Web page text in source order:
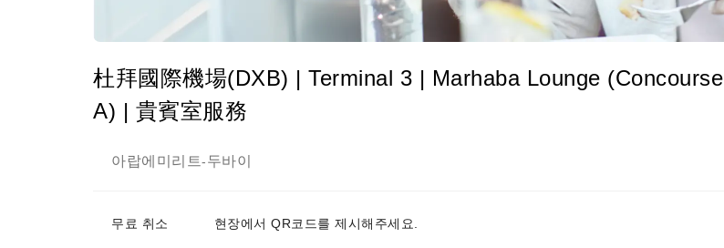
杜拜國際機場(DXB) | Terminal 3 | Marhaba Lounge (Concourse
A) | 貴賓室服務
아랍에미리트-두바이
무료 취소 현장에서 QR코드를 제시해주세요.